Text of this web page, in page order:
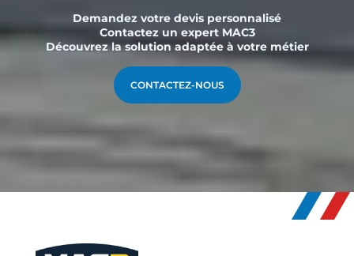
Demandez votre devis personnalisé
Contactez un expert MAC3
Découvrez la solution adaptée à votre métier
CONTACTEZ-NOUS